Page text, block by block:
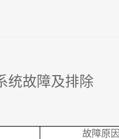
统故障及排除
故障原因